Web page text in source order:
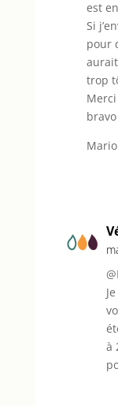
est
Si
pour
trop
à